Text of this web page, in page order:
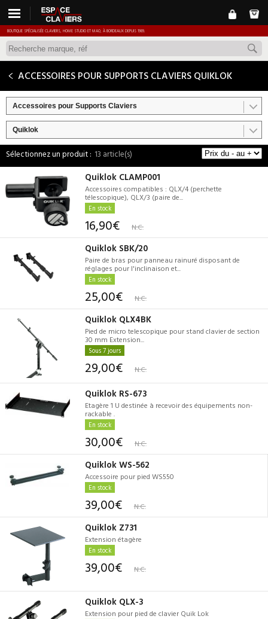
BOUTIQUE SPÉCIALISÉE CLAVIERS, HOME STUDIO ET MAO, À BORDEAUX DEPUIS 1989.
ACCESSOIRES POUR SUPPORTS CLAVIERS QUIKLOK
Accessoires pour Supports Claviers
Quiklok
13 article(s)
Quiklok CLAMP001
Accessoires compatibles : QLX/4 (perchette
télescopique), QLX/3 (paire de...
En stock
16,90€ N.C.
Quiklok SBK/20
Paire de bras pour panneau rainuré disposant de
réglages pour l'inclinaison et...
En stock
25,00€ N.C.
Quiklok QLX4BK
Pied de micro telescopique pour stand clavier de section
30 mm Extension...
Sous 7 jours
29,00€ N.C.
Quiklok RS-673
Etagère 1 U destinée à recevoir des équipements non-
rackable .
En stock
30,00€ N.C.
Quiklok WS-562
Accessoire pour pied WS550
En stock
39,00€ N.C.
Quiklok Z731
Extension étagère
En stock
39,00€ N.C.
Quiklok QLX-3
Extension pour pied de clavier Quik Lok